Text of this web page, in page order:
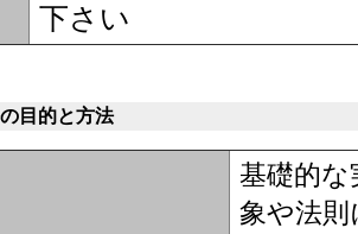
下さい
目的と方法
基礎的
象や法